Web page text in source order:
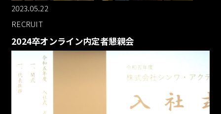
2023.05.22
RECRUIT
2024卒オンライン内定者懇親会